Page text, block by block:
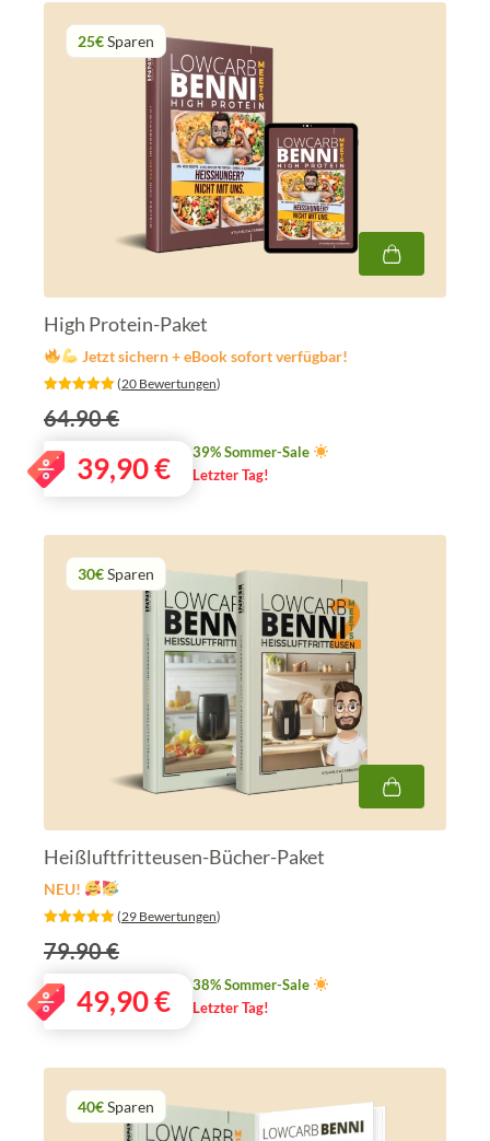
25€Sparen
High Protein-Paket
Jetzt sichern + eBook sofort verfügbar!
‎ (20 Bewertungen)
64.90 €
39,90€
39% Sommer-Sale
Letzter Tag!
30€Sparen
Heißluftfritteusen-Bücher-Paket
NEU!
‎ (29 Bewertungen)
79.90 €
49,90€
38% Sommer-Sale
Letzter Tag!
40€Sparen